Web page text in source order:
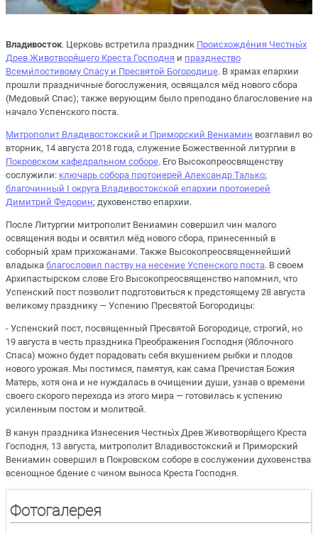
Владивосток. Церковь встретила праздник Происхожде́ния Честны́х
Древ Животворя́щего Креста Господня и празднество
Всеми́лостивому Спасу и Пресвятой Богородице. В храмах епархии
прошли праздничные богослужения, освящался мёд нового сбора
(Медовый Спас); также верующим было преподано благословение на
начало Успенского поста.
Митрополит Владивостокский и Приморский Вениамин возглавил во
вторник, 14 августа 2018 года, служение Божественной литургии в
Покровском кафедральном соборе. Его Высокопреосвященству
сослужили: ключарь собора протоиерей Александр Талько;
благочинный I округа Владивостокской епархии протоиерей
Димитрий Федорин; духовенство епархии.
После Литургии митрополит Вениамин совершил чин малого
освящения воды и освятил мёд нового сбора, принесенный в
соборный храм прихожанами. Также Высокопреосвященнейший
владыка благословил паству на несение Успенского поста. В своем
Архипастырском слове Его Высокопреосвященство напомнил, что
Успенский пост позволит подготовиться к предстоящему 28 августа
великому празднику — Успению Пресвятой Богородицы:
- Успенский пост, посвященный Пресвятой Богородице, строгий, но
19 августа в честь праздника Преображения Господня (Яблочного
Спаса) можно будет порадовать себя вкушением рыбки и плодов
нового урожая. Мы постимся, памятуя, как сама Пречистая Божия
Матерь, хотя она и не нуждалась в очищении души, узнав о времени
своего скорого перехода из этого мира — готовилась к успению
усиленным постом и молитвой.
В канун праздника Изнесения Честны́х Древ Животворя́щего Креста
Господня, 13 августа, митрополит Владивостокский и Приморский
Вениамин совершил в Покровском соборе в сослужении духовенства
всенощное бдение с чином выноса Креста Господня.
Фотогалерея